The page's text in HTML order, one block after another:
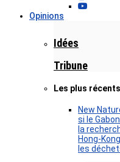
Opinions
Idées
Tribune
Les plus récents
New
si le
la
Hong-
les